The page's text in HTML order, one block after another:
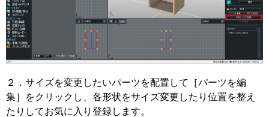
２．サイズを変更したいパーツを配置して［パーツを編
集］をクリックし、各形状をサイズ変更したり位置を整え
たりしてお気に入り登録します。